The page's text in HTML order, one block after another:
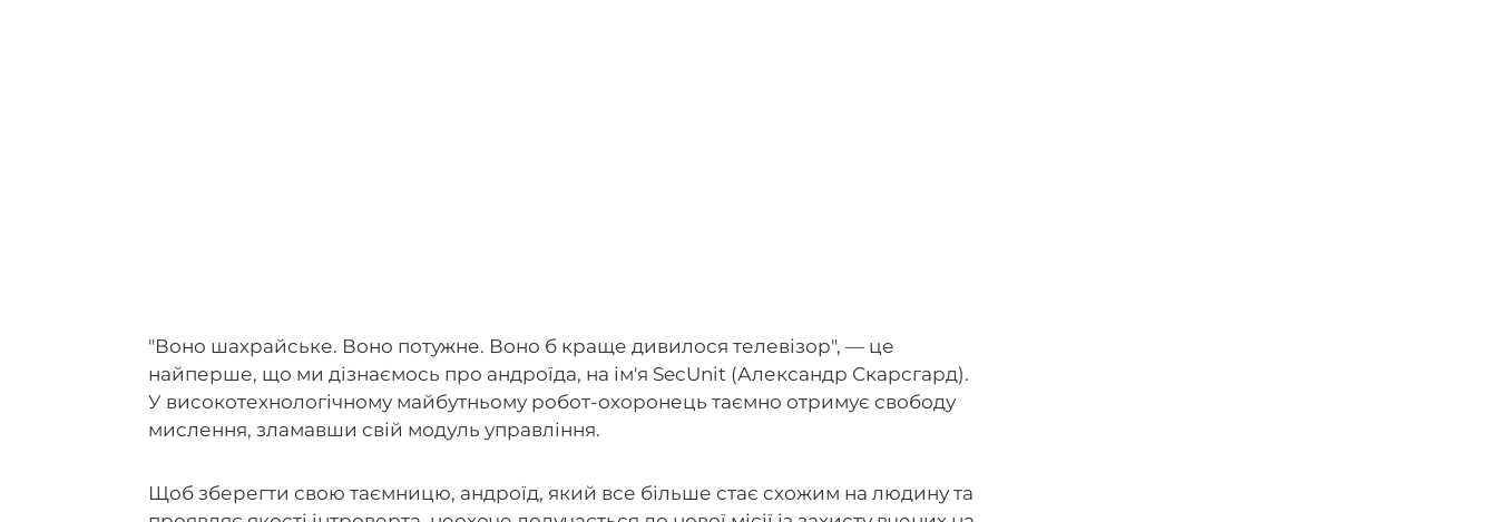
"Воно шахрайське. Воно потужне. Воно б краще дивилося телевізор", — це
найперше, що ми дізнаємось про андроїда, на ім'я SecUnit (Александр Скарсгард).
У високотехнологічному майбутньому робот-охоронець таємно отримує свободу
мислення, зламавши свій модуль управління.
Щоб зберегти свою таємницю, андроїд, який все більше стає схожим на людину та